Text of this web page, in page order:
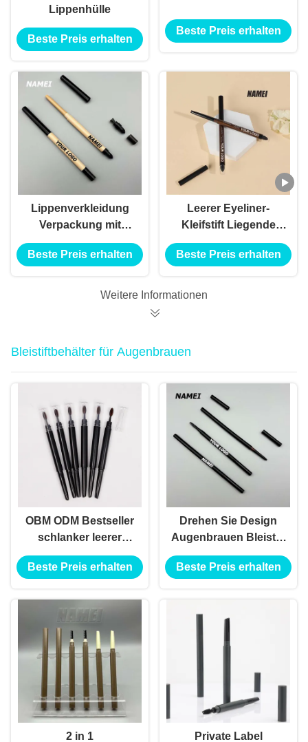
Lippenhülle
Beste Preis erhalten
Beste Preis erhalten
Lippenverkleidung
Verpackung mit
Splitter
Lippenverkleidung
individuellem Logo
Beste Preis erhalten
Leerer Eyeliner-
Kleifstift Liegende
Seidenrauch-Stift
wasserdicht
kundenspezifischer
Beste Preis erhalten
Weitere Informationen
Bleistiftbehälter für Augenbrauen
OBM ODM Bestseller
schlanker leerer
Augenbrauen Bleistift
Behälter schlanker
Bleistift
Beste Preis erhalten
Drehen Sie Design
Augenbrauen Bleistift
Behälter ABS Material
Automatische Formel
Beste Preis erhalten
2 in 1
Private Label